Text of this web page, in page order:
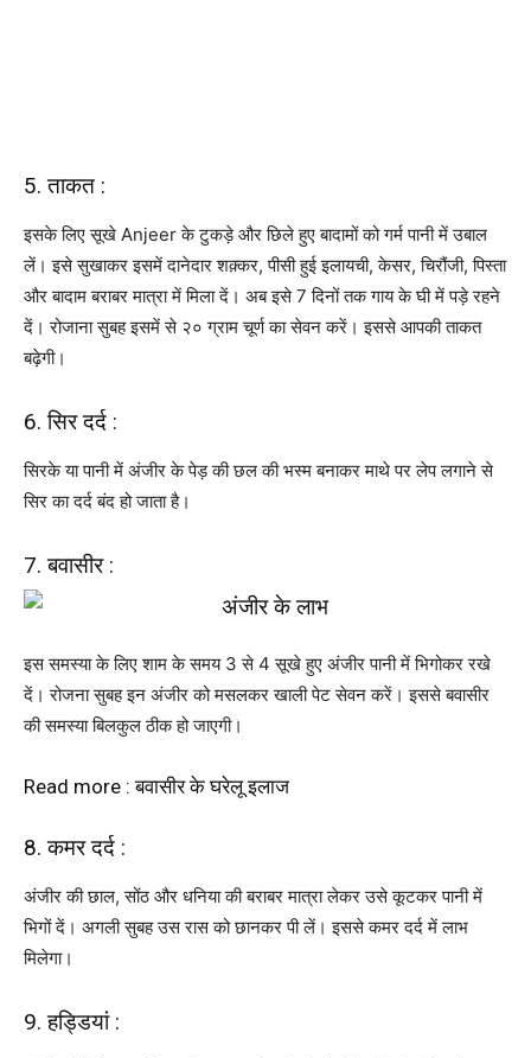
5. ताकत :
इसके लिए सूखे Anjeer के टुकड़े और छिले हुए बादामों को गर्म पानी में उबाल
लें। इसे सुखाकर इसमें दानेदार शक़्कर, पीसी हुई इलायची, केसर, चिरौंजी, पिस्ता
और बादाम बराबर मात्रा में मिला दें। अब इसे 7 दिनों तक गाय के घी में पड़े रहने
दें। रोजाना सुबह इसमें से २० ग्राम चूर्ण का सेवन करें। इससे आपकी ताकत
बढ़ेगी।
6. सिर दर्द :
सिरके या पानी में अंजीर के पेड़ की छल की भस्म बनाकर माथे पर लेप लगाने से
सिर का दर्द बंद हो जाता है।
7. बवासीर :
इस समस्या के लिए शाम के समय 3 से 4 सूखे हुए अंजीर पानी में भिगोकर रखे
दें। रोजना सुबह इन अंजीर को मसलकर खाली पेट सेवन करें। इससे बवासीर
की समस्या बिलकुल ठीक हो जाएगी।
Read more : बवासीर के घरेलू इलाज
8. कमर दर्द :
अंजीर की छाल, सोंठ और धनिया की बराबर मात्रा लेकर उसे कूटकर पानी में
भिगों दें। अगली सुबह उस रास को छानकर पी लें। इससे कमर दर्द में लाभ
मिलेगा।
9. हड्डियां :